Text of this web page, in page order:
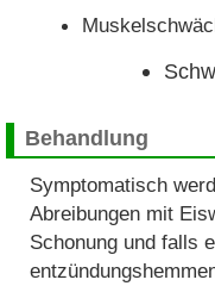
Behandlung
Symptomatisch
Abreibungen mit
Schonung und falls